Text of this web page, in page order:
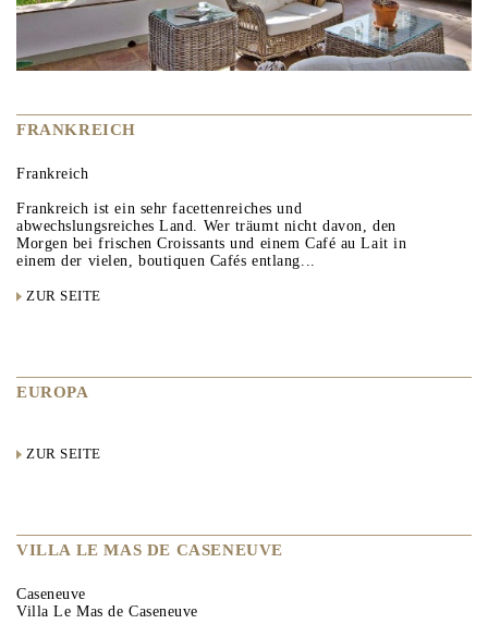
FRANKREICH
Frankreich
Frankreich ist ein sehr facettenreiches und
abwechslungsreiches Land. Wer träumt nicht davon, den
Morgen bei frischen Croissants und einem Café au Lait in
einem der vielen, boutiquen Cafés entlang...
ZUR SEITE
EUROPA
ZUR SEITE
VILLA LE MAS DE CASENEUVE
Caseneuve
Villa Le Mas de Caseneuve